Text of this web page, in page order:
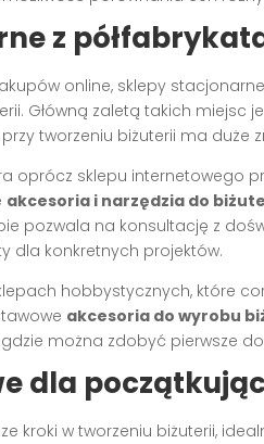
z
online, sklepy
Główną zaletą takich miejsc
tworzeniu biżuterii ma duże
oprócz sklepu internetowego
akcesoria i narzędzia do
pozwala na konsultację z
dla konkretnych projektów.
hobbystycznych, które
akcesoria do wyrobu
można zdobyć pierwsze
dla
kroki w tworzeniu biżuterii,